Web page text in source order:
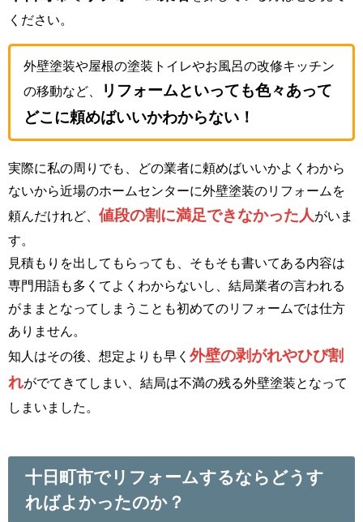
ください。
外壁塗装や屋根の塗装トイレやお風呂の改修キッチン
の移動など、
リフォームといっても色々あって
どこに頼めばいいかわからない！
実際に私の周りでも、どの業者に頼めばいいかよくわから
ないから近場のホームセンターに外壁塗装のリフォームを
頼んだけれど、 値段の割に満足できなかった人 がいま
す。
見積もりを出してもらっても、そもそも書いてある内容は
専門用語も多くてよくわからないし、結局業者の言われる
がままとなってしまうことも初めてのリフォームでは仕方
ありません。
知人はその後、想定よりも早く 外壁の剥がれやひび割
れがでてきてしまい、結局は不満の残る外壁塗装となって
しまいました。
十日町市でリフォームするならどうす
ればよかったのか？